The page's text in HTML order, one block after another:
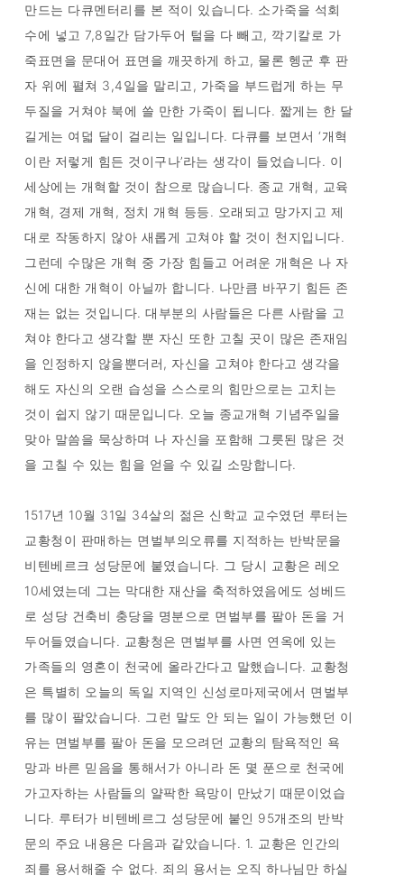
만드는 다큐멘터리를 본 적이 있습니다. 소가죽을 석회
수에 넣고 7,8일간 담가두어 털을 다 빼고, 깍기칼로 가
죽표면을 문대어 표면을 깨끗하게 하고, 물론 헹군 후 판
자 위에 펼쳐 3,4일을 말리고, 가죽을 부드럽게 하는 무
두질을 거쳐야 북에 쓸 만한 가죽이 됩니다. 짧게는 한 달
길게는 여덟 달이 걸리는 일입니다. 다큐를 보면서 ‘개혁
이란 저렇게 힘든 것이구나’라는 생각이 들었습니다. 이
세상에는 개혁할 것이 참으로 많습니다. 종교 개혁, 교육
개혁, 경제 개혁, 정치 개혁 등등. 오래되고 망가지고 제
대로 작동하지 않아 새롭게 고쳐야 할 것이 천지입니다.
그런데 수많은 개혁 중 가장 힘들고 어려운 개혁은 나 자
신에 대한 개혁이 아닐까 합니다. 나만큼 바꾸기 힘든 존
재는 없는 것입니다. 대부분의 사람들은 다른 사람을 고
쳐야 한다고 생각할 뿐 자신 또한 고칠 곳이 많은 존재임
을 인정하지 않을뿐더러, 자신을 고쳐야 한다고 생각을
해도 자신의 오랜 습성을 스스로의 힘만으로는 고치는
것이 쉽지 않기 때문입니다. 오늘 종교개혁 기념주일을
맞아 말씀을 묵상하며 나 자신을 포함해 그릇된 많은 것
을 고칠 수 있는 힘을 얻을 수 있길 소망합니다.
1517년 10월 31일 34살의 젊은 신학교 교수였던 루터는
교황청이 판매하는 면벌부의오류를 지적하는 반박문을
비텐베르크 성당문에 붙였습니다. 그 당시 교황은 레오
10세였는데 그는 막대한 재산을 축적하였음에도 성베드
로 성당 건축비 충당을 명분으로 면벌부를 팔아 돈을 거
두어들였습니다. 교황청은 면벌부를 사면 연옥에 있는
가족들의 영혼이 천국에 올라간다고 말했습니다. 교황청
은 특별히 오늘의 독일 지역인 신성로마제국에서 면벌부
를 많이 팔았습니다. 그런 말도 안 되는 일이 가능했던 이
유는 면벌부를 팔아 돈을 모으려던 교황의 탐욕적인 욕
망과 바른 믿음을 통해서가 아니라 돈 몇 푼으로 천국에
가고자하는 사람들의 얄팍한 욕망이 만났기 때문이었습
니다. 루터가 비텐베르그 성당문에 붙인 95개조의 반박
문의 주요 내용은 다음과 같았습니다. 1. 교황은 인간의
죄를 용서해줄 수 없다. 죄의 용서는 오직 하나님만 하실